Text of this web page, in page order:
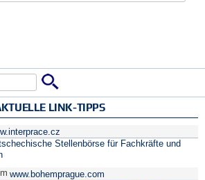
LINK-TIPPS
Stellenbörse für Fachkräfte und
www.bohemprague.com